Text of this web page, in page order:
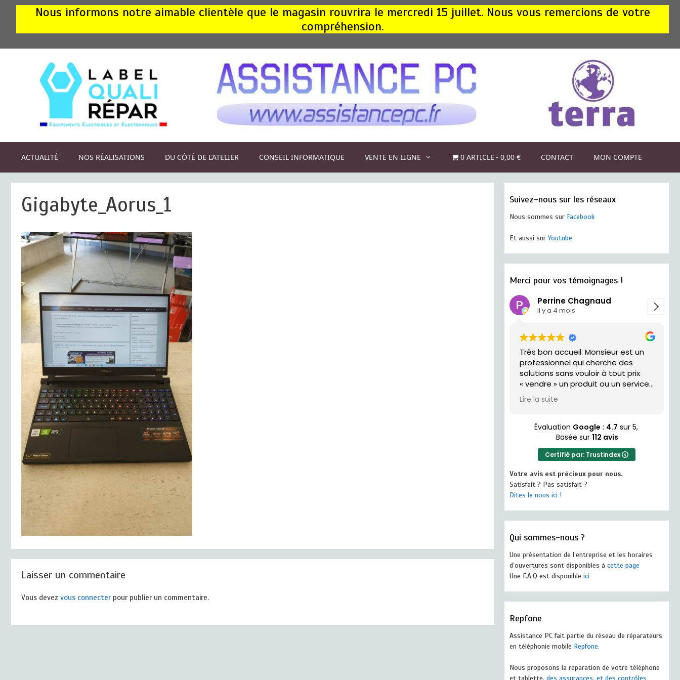
Nous informons notre aimable clientèle que le magasin rouvrira le mercredi 15 juillet. Nous vous remercions de votre
compréhension.
ACTUALITÉ NOS RÉALISATIONS DU CÔTÉ DE L’ATELIER CONSEIL INFORMATIQUE VENTE EN LIGNE 0 ARTICLE 0,00 € CONTACT MON COMPTE
Gigabyte_Aorus_1
Laisser un commentaire
Vous devez vous connecterpour publier un commentaire.
Suivez-nous sur les réseaux
Nous sommes sur Facebook
Et aussi surYoutube
Merci pour vos témoignages !
Perrine Chagnaud
il y a 4 mois
Très bon accueil. Monsieur est un
professionnel qui cherche des
solutions sans vouloir à tout prix
« vendre » un produit ou un service.
Je recommande !
Lire la suite
Évaluation Google : 4.7 sur 5,
Basée sur 112 avis
Certifié par: Trustindex
Votre avis est précieux pour nous.
Satisfait ? Pas satisfait ?
Dites le nous ici !
Qui sommes-nous ?
Une présentation de l’entreprise et les horaires
d’ouvertures sont disponibles à cette page
Une F.A.Q est disponible ici
Repfone
Assistance PC fait partie du réseau de réparateurs
en téléphonie mobile Repfone.
Nous proposons la réparation de votre téléphone
et tablette, des assurances, et des contrôles